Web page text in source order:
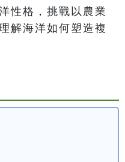
性格，挑戰以農業
解海洋如何塑造複